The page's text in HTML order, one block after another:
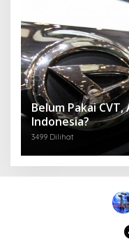
Belum Pakai
Indonesia?
3499 Dilihat